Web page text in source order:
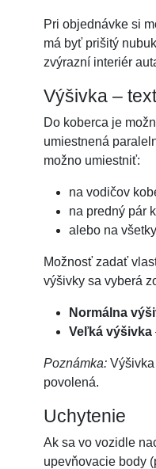
Pri objednávke si
má byť prišitý
zvýrazní interiér
Výšivka –
Do koberca je
umiestnená
možno umiestniť:
na vodičov
na predný pár
alebo na
Možnosť zadať
výšivky sa vyberá
Normálna
Veľká výšivka
Poznámka:Výšivka
povolená.
Uchytenie
Ak sa vo vozidle
upevňovacie body